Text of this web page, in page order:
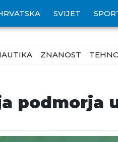
SVIJET
ZNANOST
podmorja